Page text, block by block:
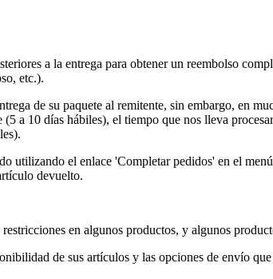
a la entrega para obtener un reembolso
etc.).
de su paquete al remitente, sin embargo, en
a 10 días hábiles), el tiempo que nos lleva
utilizando el enlace 'Completar pedidos' en el
devuelto.
en algunos productos, y algunos
de sus artículos y las opciones de envío